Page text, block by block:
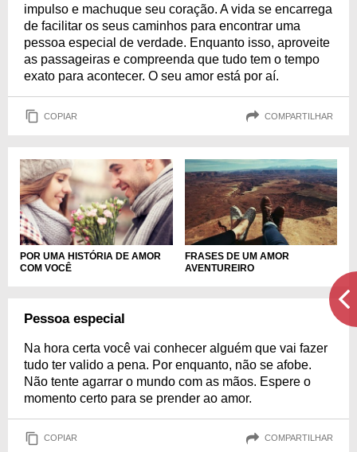
impulso e machuque seu coração. A vida se encarrega
de facilitar os seus caminhos para encontrar uma
pessoa especial de verdade. Enquanto isso, aproveite
as passageiras e compreenda que tudo tem o tempo
exato para acontecer. O seu amor está por aí.
COPIAR COMPARTILHAR
POR UMA HISTÓRIA DE AMOR
COM VOCÊ
FRASES DE UM AMOR
AVENTUREIRO
Pessoa especial
Na hora certa você vai conhecer alguém que vai fazer
tudo ter valido a pena. Por enquanto, não se afobe.
Não tente agarrar o mundo com as mãos. Espere o
momento certo para se prender ao amor.
COPIAR COMPARTILHAR